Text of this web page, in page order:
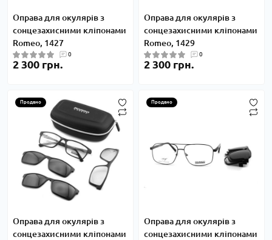
Оправа для окулярів з
сонцезахисними кліпонами
Romeo, 1427
0
2 300 грн.
Оправа для окулярів з
сонцезахисними кліпонами
Romeo, 1429
0
2 300 грн.
Продано
Оправа для окулярів з
сонцезахисними кліпонами
Продано
Оправа для окулярів з
сонцезахисними кліпонами